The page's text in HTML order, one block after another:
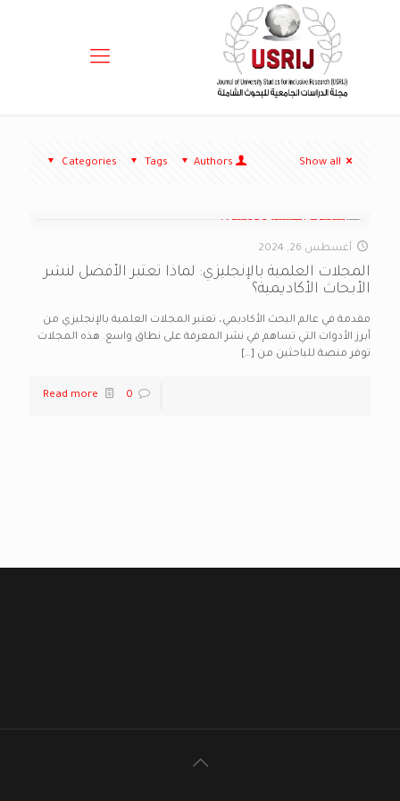
Categories Tags Authors Show all
أغسطس 26, 2024
المجلات العلمية بالإنجليزي: لماذا تعتبر الأفضل لنشر
الأبحاث الأكاديمية؟
مقدمة في عالم البحث الأكاديمي، تعتبر المجلات العلمية بالإنجليزي من
أبرز الأدوات التي تساهم في نشر المعرفة على نطاق واسع. هذه المجلات
توفر منصة للباحثين من […]
0
Read more